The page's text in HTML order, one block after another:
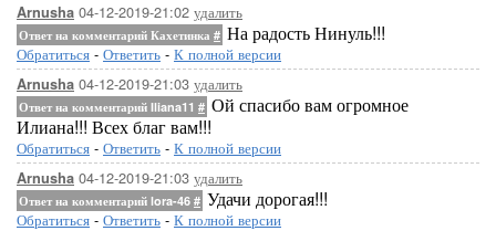
Arnusha 04-12-2019-21:02 удалить
Ответ на комментарий Кахетинка # На радость Нинуль!!!
Обратиться - Ответить - К полной версии
Arnusha 04-12-2019-21:03 удалить
Ответ на комментарий Iliana11 # Ой спасибо вам огромное
Илиана!!! Всех благ вам!!!
Обратиться - Ответить - К полной версии
Arnusha 04-12-2019-21:03 удалить
Ответ на комментарий lora-46 # Удачи дорогая!!!
Обратиться - Ответить - К полной версии